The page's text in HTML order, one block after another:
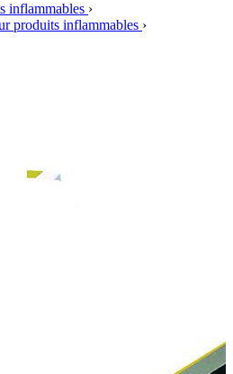
inflammables ›
produits inflammables ›